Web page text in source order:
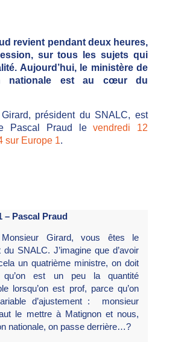
revient pendant deux heures,
sur tous les sujets qui
Aujourd’hui, le ministère de
nationale est au cœur du
président du SNALC, est
Pascal Praud levendredi 12
sur Europe 1.
– Pascal Praud
Monsieur Girard, vous êtes le
du SNALC. J’imagine que d’avoir
un quatrième ministre, on doit
est un peu la quantité
lorsqu’on est prof, parce qu’on
d’ajustement : monsieur
le mettre à Matignon et nous,
nationale, on passe derrière…?